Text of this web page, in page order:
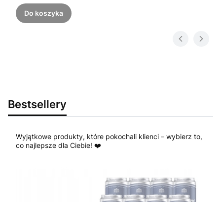
Do koszyka
Bestsellery
Wyjątkowe produkty, które pokochali klienci – wybierz to,
co najlepsze dla Ciebie! ❤️